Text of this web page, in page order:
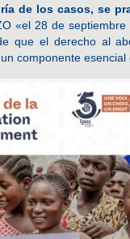
de los casos, se
«el 28 de
que el derecho al
componente esencial